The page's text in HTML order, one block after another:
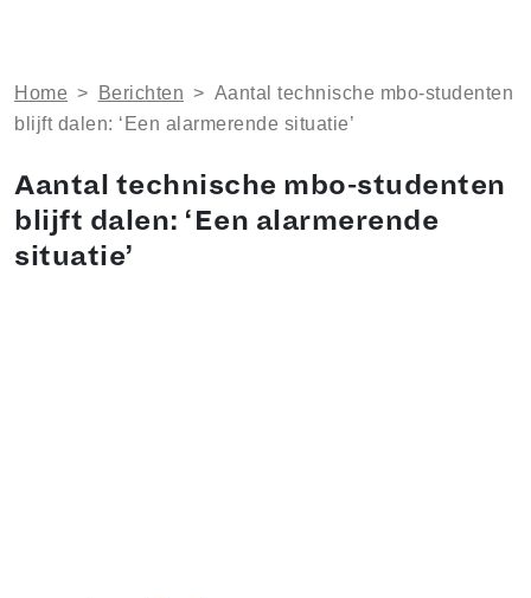
Home > Berichten > Aantal technische mbo-studenten
blijft dalen: ‘Een alarmerende situatie’
Aantal technische mbo-studenten
blijft dalen: ‘Een alarmerende
situatie’